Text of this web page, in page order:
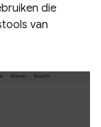
die
van